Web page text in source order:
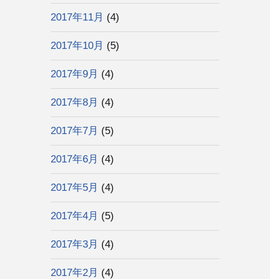
2017年11月 (4)
2017年10月 (5)
2017年9月 (4)
2017年8月 (4)
2017年7月 (5)
2017年6月 (4)
2017年5月 (4)
2017年4月 (5)
2017年3月 (4)
2017年2月 (4)